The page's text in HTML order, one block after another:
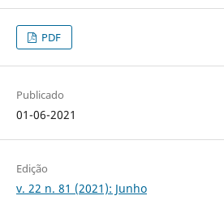
PDF
Publicado
01-06-2021
Edição
v. 22 n. 81 (2021): Junho